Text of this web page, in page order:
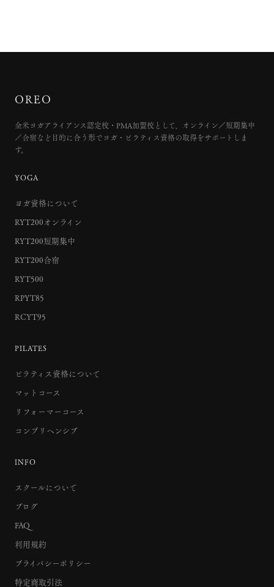
OREO
全米ヨガアライアンス認定校・PMA加盟校として、オンライン／短期集中
／合宿など目的に合う形でヨガ・ピラティス資格の取得をサポートしま
す。
YOGA
ヨガ資格について
RYT200オンライン
RYT200短期集中
RYT200合宿
RYT500
RPYT85
RCYT95
PILATES
ピラティス資格について
マットコース
リフォーマーコース
コンプリヘンシブ
INFO
スクールについて
ブログ
FAQ
利用規約
プライバシーポリシー
特定商取引法